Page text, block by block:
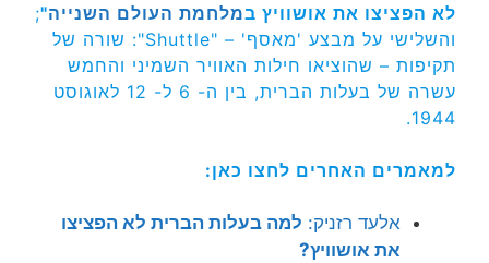
לא הפציצו את אושוויץ במלחמת העולם השנייה"
;
והשלישי על מבצע 'מאסף' – "Shuttle": שורה של
תקיפות – שהוציאו חילות האוויר השמיני והחמש
עשרה של בעלות הברית, בין ה- 6 ל- 12 לאוגוסט
1944.
למאמרים האחרים לחצו כאן:
אלעד רזניק: למה בעלות הברית לא הפציצו
את אושוויץ?